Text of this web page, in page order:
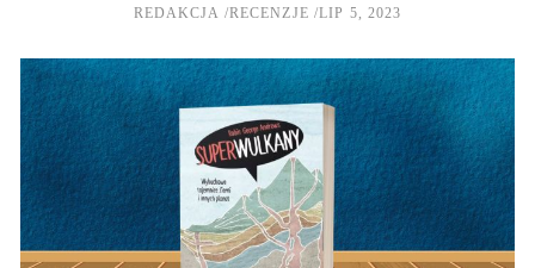
REDAKCJA RECENZJE LIP 5, 2023